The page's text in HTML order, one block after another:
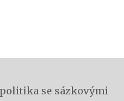
politika se sázkovými